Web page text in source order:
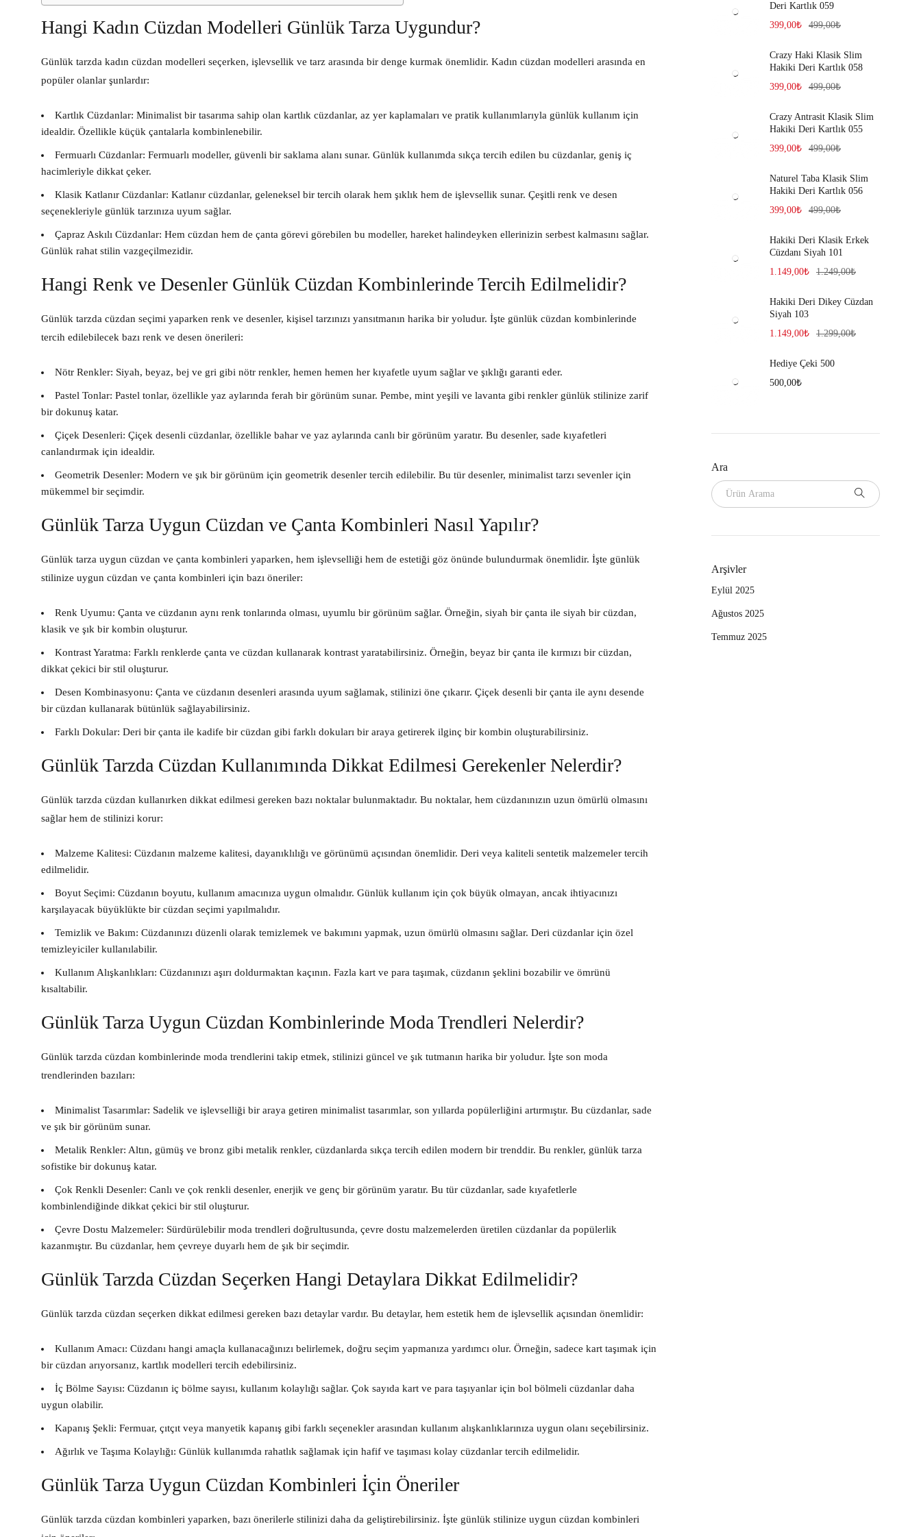
Hangi Kadın Cüzdan Modelleri Günlük Tarza Uygundur?
Günlük tarzda kadın cüzdan modelleri seçerken, işlevsellik ve tarz arasında bir denge kurmak önemlidir. Kadın cüzdan modelleri arasında en
popüler olanlar şunlardır:
Kartlık Cüzdanlar: Minimalist bir tasarıma sahip olan kartlık cüzdanlar, az yer kaplamaları ve pratik kullanımlarıyla günlük kullanım için
idealdir. Özellikle küçük çantalarla kombinlenebilir.
Fermuarlı Cüzdanlar: Fermuarlı modeller, güvenli bir saklama alanı sunar. Günlük kullanımda sıkça tercih edilen bu cüzdanlar, geniş iç
hacimleriyle dikkat çeker.
Klasik Katlanır Cüzdanlar: Katlanır cüzdanlar, geleneksel bir tercih olarak hem şıklık hem de işlevsellik sunar. Çeşitli renk ve desen
seçenekleriyle günlük tarzınıza uyum sağlar.
Çapraz Askılı Cüzdanlar: Hem cüzdan hem de çanta görevi görebilen bu modeller, hareket halindeyken ellerinizin serbest kalmasını sağlar.
Günlük rahat stilin vazgeçilmezidir.
Hangi Renk ve Desenler Günlük Cüzdan Kombinlerinde Tercih Edilmelidir?
Günlük tarzda cüzdan seçimi yaparken renk ve desenler, kişisel tarzınızı yansıtmanın harika bir yoludur. İşte günlük cüzdan kombinlerinde
tercih edilebilecek bazı renk ve desen önerileri:
Nötr Renkler: Siyah, beyaz, bej ve gri gibi nötr renkler, hemen hemen her kıyafetle uyum sağlar ve şıklığı garanti eder.
Pastel Tonlar: Pastel tonlar, özellikle yaz aylarında ferah bir görünüm sunar. Pembe, mint yeşili ve lavanta gibi renkler günlük stilinize zarif
bir dokunuş katar.
Çiçek Desenleri: Çiçek desenli cüzdanlar, özellikle bahar ve yaz aylarında canlı bir görünüm yaratır. Bu desenler, sade kıyafetleri
canlandırmak için idealdir.
Geometrik Desenler: Modern ve şık bir görünüm için geometrik desenler tercih edilebilir. Bu tür desenler, minimalist tarzı sevenler için
mükemmel bir seçimdir.
Günlük Tarza Uygun Cüzdan ve Çanta Kombinleri Nasıl Yapılır?
Günlük tarza uygun cüzdan ve çanta kombinleri yaparken, hem işlevselliği hem de estetiği göz önünde bulundurmak önemlidir. İşte günlük
stilinize uygun cüzdan ve çanta kombinleri için bazı öneriler:
Renk Uyumu: Çanta ve cüzdanın aynı renk tonlarında olması, uyumlu bir görünüm sağlar. Örneğin, siyah bir çanta ile siyah bir cüzdan,
klasik ve şık bir kombin oluşturur.
Kontrast Yaratma: Farklı renklerde çanta ve cüzdan kullanarak kontrast yaratabilirsiniz. Örneğin, beyaz bir çanta ile kırmızı bir cüzdan,
dikkat çekici bir stil oluşturur.
Desen Kombinasyonu: Çanta ve cüzdanın desenleri arasında uyum sağlamak, stilinizi öne çıkarır. Çiçek desenli bir çanta ile aynı desende
bir cüzdan kullanarak bütünlük sağlayabilirsiniz.
Farklı Dokular: Deri bir çanta ile kadife bir cüzdan gibi farklı dokuları bir araya getirerek ilginç bir kombin oluşturabilirsiniz.
Günlük Tarzda Cüzdan Kullanımında Dikkat Edilmesi Gerekenler Nelerdir?
Günlük tarzda cüzdan kullanırken dikkat edilmesi gereken bazı noktalar bulunmaktadır. Bu noktalar, hem cüzdanınızın uzun ömürlü olmasını
sağlar hem de stilinizi korur:
Malzeme Kalitesi: Cüzdanın malzeme kalitesi, dayanıklılığı ve görünümü açısından önemlidir. Deri veya kaliteli sentetik malzemeler tercih
edilmelidir.
Boyut Seçimi: Cüzdanın boyutu, kullanım amacınıza uygun olmalıdır. Günlük kullanım için çok büyük olmayan, ancak ihtiyacınızı
karşılayacak büyüklükte bir cüzdan seçimi yapılmalıdır.
Temizlik ve Bakım: Cüzdanınızı düzenli olarak temizlemek ve bakımını yapmak, uzun ömürlü olmasını sağlar. Deri cüzdanlar için özel
temizleyiciler kullanılabilir.
Kullanım Alışkanlıkları: Cüzdanınızı aşırı doldurmaktan kaçının. Fazla kart ve para taşımak, cüzdanın şeklini bozabilir ve ömrünü
kısaltabilir.
Günlük Tarza Uygun Cüzdan Kombinlerinde Moda Trendleri Nelerdir?
Günlük tarzda cüzdan kombinlerinde moda trendlerini takip etmek, stilinizi güncel ve şık tutmanın harika bir yoludur. İşte son moda
trendlerinden bazıları:
Minimalist Tasarımlar: Sadelik ve işlevselliği bir araya getiren minimalist tasarımlar, son yıllarda popülerliğini artırmıştır. Bu cüzdanlar, sade
ve şık bir görünüm sunar.
Metalik Renkler: Altın, gümüş ve bronz gibi metalik renkler, cüzdanlarda sıkça tercih edilen modern bir trenddir. Bu renkler, günlük tarza
sofistike bir dokunuş katar.
Çok Renkli Desenler: Canlı ve çok renkli desenler, enerjik ve genç bir görünüm yaratır. Bu tür cüzdanlar, sade kıyafetlerle
kombinlendiğinde dikkat çekici bir stil oluşturur.
Çevre Dostu Malzemeler: Sürdürülebilir moda trendleri doğrultusunda, çevre dostu malzemelerden üretilen cüzdanlar da popülerlik
kazanmıştır. Bu cüzdanlar, hem çevreye duyarlı hem de şık bir seçimdir.
Günlük Tarzda Cüzdan Seçerken Hangi Detaylara Dikkat Edilmelidir?
Günlük tarzda cüzdan seçerken dikkat edilmesi gereken bazı detaylar vardır. Bu detaylar, hem estetik hem de işlevsellik açısından önemlidir:
Kullanım Amacı: Cüzdanı hangi amaçla kullanacağınızı belirlemek, doğru seçim yapmanıza yardımcı olur. Örneğin, sadece kart taşımak için
bir cüzdan arıyorsanız, kartlık modelleri tercih edebilirsiniz.
İç Bölme Sayısı: Cüzdanın iç bölme sayısı, kullanım kolaylığı sağlar. Çok sayıda kart ve para taşıyanlar için bol bölmeli cüzdanlar daha
uygun olabilir.
Kapanış Şekli: Fermuar, çıtçıt veya manyetik kapanış gibi farklı seçenekler arasından kullanım alışkanlıklarınıza uygun olanı seçebilirsiniz.
Ağırlık ve Taşıma Kolaylığı: Günlük kullanımda rahatlık sağlamak için hafif ve taşıması kolay cüzdanlar tercih edilmelidir.
Günlük Tarza Uygun Cüzdan Kombinleri İçin Öneriler
Günlük tarzda cüzdan kombinleri yaparken, bazı önerilerle stilinizi daha da geliştirebilirsiniz. İşte günlük stilinize uygun cüzdan kombinleri
Deri Kartlık 059
499,00₺
399,00₺
Crazy Haki Klasik Slim
Hakiki Deri Kartlık 058
499,00₺
399,00₺
Crazy Antrasit Klasik Slim
Hakiki Deri Kartlık 055
499,00₺
399,00₺
Naturel Taba Klasik Slim
Hakiki Deri Kartlık 056
499,00₺
399,00₺
Hakiki Deri Klasik Erkek
Cüzdanı Siyah 101
1.249,00₺
1.149,00₺
Hakiki Deri Dikey Cüzdan
Siyah 103
1.299,00₺
1.149,00₺
Hediye Çeki 500
500,00₺
Ara
Arşivler
Eylül 2025
Ağustos 2025
Temmuz 2025